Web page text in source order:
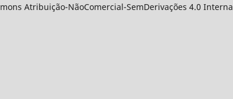
Atribuição-NãoComercial-SemDerivações 4.0